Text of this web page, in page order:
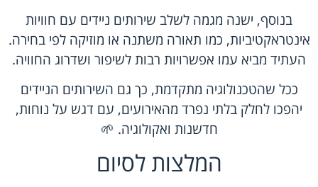
בנוסף, ישנה מגמה לשלב שירותים ניידים עם חוויות
אינטראקטיביות, כמו תאורה משתנה או מוזיקה לפי בחירה.
העתיד מביא עמו אפשרויות רבות לשיפור ושדרוג החוויה.
ככל שהטכנולוגיה מתקדמת, כך גם השירותים הניידים
יהפכו לחלק בלתי נפרד מהאירועים, עם דגש על נוחות,
חדשנות ואקולוגיה. 🌱
המלצות לסיום